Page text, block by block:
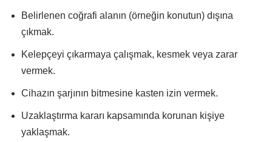
Belirlenen coğrafi alanın (örneğin konutun) dışına
çıkmak.
Kelepçeyi çıkarmaya çalışmak, kesmek veya zarar
vermek.
Cihazın şarjının bitmesine kasten izin vermek.
Uzaklaştırma kararı kapsamında korunan kişiye
yaklaşmak.